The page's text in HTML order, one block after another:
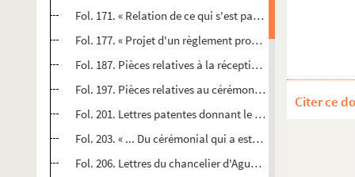
Fol. 171. « Relation de ce qui s'est passé à Besançon et
Fol. 177. « Projet d'un règlement provisionel pour le
Fol. 187. Pièces relatives à la réception du duc de
Fol. 197. Pièces relatives au cérémonial à adopter dans
Fol. 201. Lettres patentes donnant le droit aux
Fol. 203. « ... Du cérémonial qui a esté observé par le
Fol. 206. Lettres du chancelier d'Aguesseau « au sujet de
Citer ce